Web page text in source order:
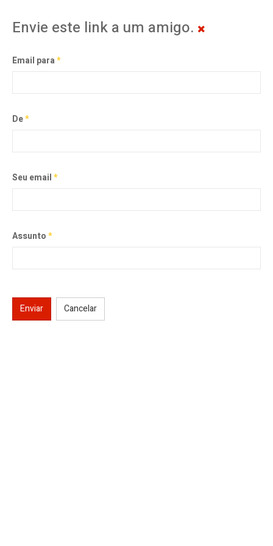
Envie este link a um amigo.
Email para*
De*
Seu email*
Assunto*
Enviar Cancelar